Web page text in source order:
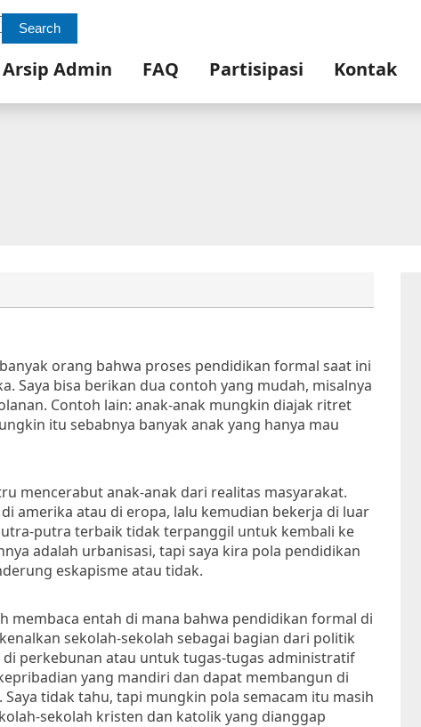
Search
Arsip Admin FAQ Partisipasi Kontak
orang bahwa proses pendidikan formal saat ini
Saya bisa berikan dua contoh yang mudah, misalnya
Contoh lain: anak-anak mungkin diajak ritret
itu sebabnya banyak anak yang hanya mau
mencerabut anak-anak dari realitas masyarakat.
amerika atau di eropa, lalu kemudian bekerja di luar
putra terbaik tidak terpanggil untuk kembali ke
adalah urbanisasi, tapi saya kira pola pendidikan
eskapisme atau tidak.
membaca entah di mana bahwa pendidikan formal di
sekolah-sekolah sebagai bagian dari politik
perkebunan atau untuk tugas-tugas administratif
yang mandiri dan dapat membangun di
tidak tahu, tapi mungkin pola semacam itu masih
sekolah kristen dan katolik yang dianggap